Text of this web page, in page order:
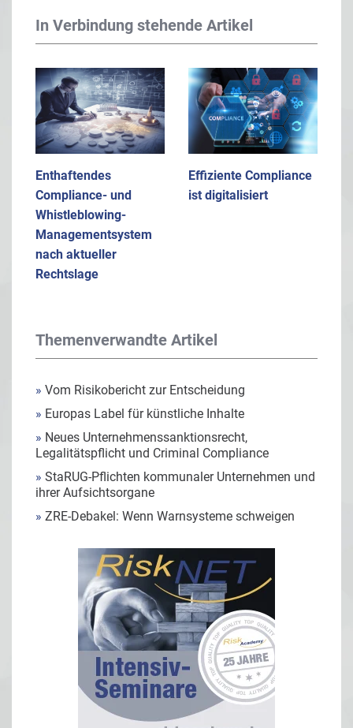
In Verbindung stehende Artikel
Enthaftendes
Compliance- und
Whistleblowing-
Managementsystem
nach aktueller
Rechtslage
Effiziente Compliance
ist digitalisiert
Themenverwandte Artikel
» Vom Risikobericht zur Entscheidung
» Europas Label für künstliche Inhalte
» Neues Unternehmenssanktionsrecht,
Legalitätspflicht und Criminal Compliance
» StaRUG-Pflichten kommunaler Unternehmen und
ihrer Aufsichtsorgane
» ZRE-Debakel: Wenn Warnsysteme schweigen